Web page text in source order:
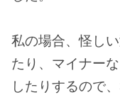
私の場合、怪し
たり、マイナー
したりするので